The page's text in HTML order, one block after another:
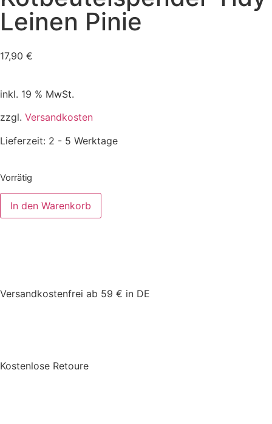
Leinen Pinie
17,90 €
inkl. 19 % MwSt.
zzgl. Versandkosten
Lieferzeit: 2 - 5 Werktage
Vorrätig
In den Warenkorb
Versandkostenfrei ab 59 € in DE
Kostenlose Retoure